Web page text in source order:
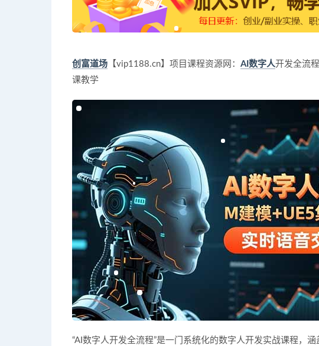
创富道场 【vip1188.cn】项目课程资源网： AI数字人开发全流
课教学
“AI数字人开发全流程”是一门系统化的数字人开发实战课程，